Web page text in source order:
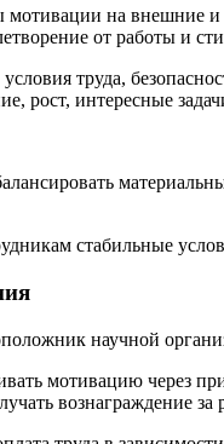
мотивации на внешние
от работы и
труда,
интересные
стабильные
научной
мотивацию через
вознаграждение за